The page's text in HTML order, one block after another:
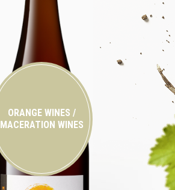
ORANGE WINES /
MACERATION WINES